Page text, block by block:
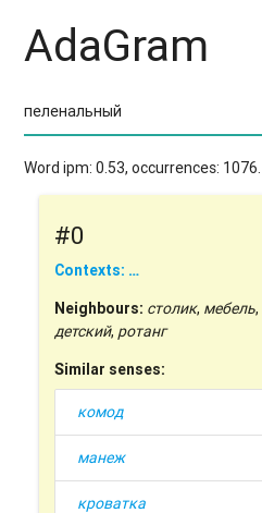
AdaGram
Word ipm: 0.53, occurrences: 1076.
#0
Contexts: …
Neighbours: столик, мебель,
детский, ротанг
Similar senses:
комод
манеж
кроватка